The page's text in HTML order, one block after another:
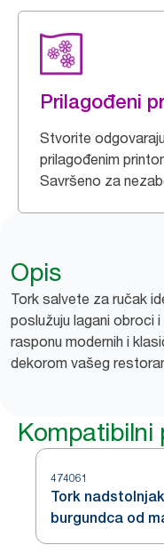
Prilagođeni
Stvorite
prilagođenim
Savršeno za
Opis
Tork salvete za ručak
poslužuju lagani obroci
rasponu modernih i
dekorom vašeg
Kompatibilni
474061
Tork
burgundca od
tkanine